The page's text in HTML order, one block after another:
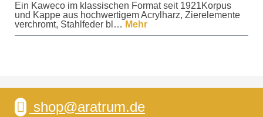
Ein Kaweco im klassischen Format seit 1921Korpus
und Kappe aus hochwertigem Acrylharz, Zierelemente
verchromt, Stahlfeder bl… Mehr
shop@aratrum.de